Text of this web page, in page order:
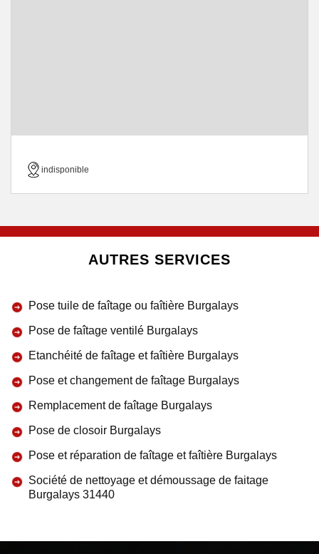
indisponible
AUTRES SERVICES
Pose tuile de faîtage ou faîtière Burgalays
Pose de faîtage ventilé Burgalays
Etanchéité de faîtage et faîtière Burgalays
Pose et changement de faîtage Burgalays
Remplacement de faîtage Burgalays
Pose de closoir Burgalays
Pose et réparation de faîtage et faîtière Burgalays
Société de nettoyage et démoussage de faitage
Burgalays 31440